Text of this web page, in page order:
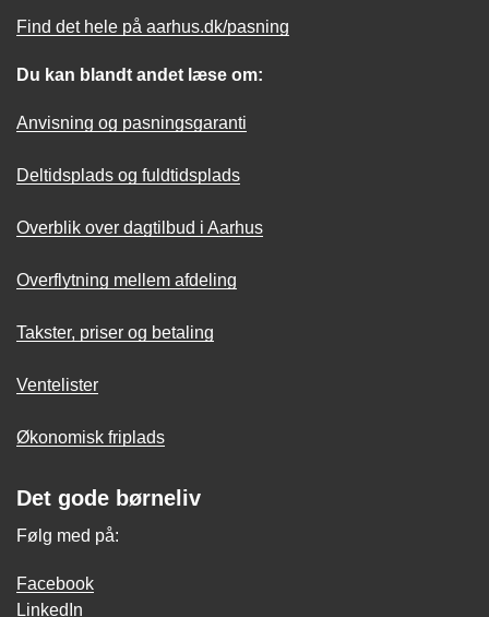
Find det hele på aarhus.dk/pasning
Du kan blandt andet læse om:
Anvisning og pasningsgaranti
Deltidsplads og fuldtidsplads
Overblik over dagtilbud i Aarhus
Overflytning mellem afdeling
Takster, priser og betaling
Ventelister
Økonomisk friplads
Det gode børneliv
Følg med på:
Facebook
LinkedIn